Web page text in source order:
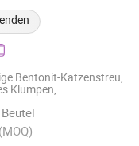
Bentonit-Katzenstreu,
Klumpen,
Pflege der Gesundheit
Katzenstreu
(MOQ)
Co., Ltd.